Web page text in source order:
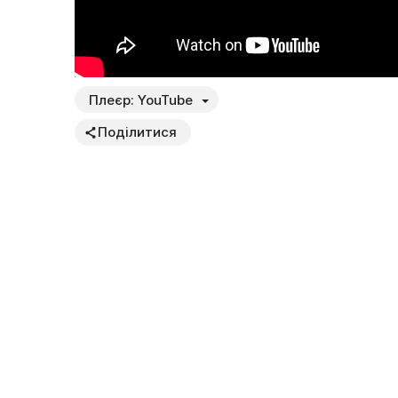
Плеєр: YouTube
Поділитися